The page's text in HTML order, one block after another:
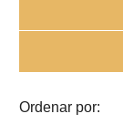
Ordenar por: